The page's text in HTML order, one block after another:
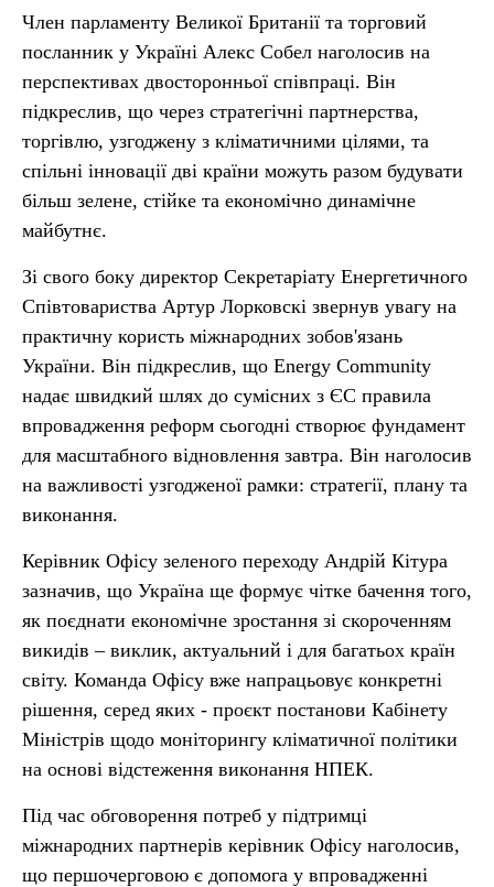
Член парламенту Великої Британії та торговий
посланник у Україні Алекс Собел наголосив на
перспективах двосторонньої співпраці. Він
підкреслив, що через стратегічні партнерства,
торгівлю, узгоджену з кліматичними цілями, та
спільні інновації дві країни можуть разом будувати
більш зелене, стійке та економічно динамічне
майбутнє.
Зі свого боку директор Секретаріату Енергетичного
Співтовариства Артур Лорковскі звернув увагу на
практичну користь міжнародних зобов'язань
України. Він підкреслив, що Energy Community
надає швидкий шлях до сумісних з ЄС правила
впровадження реформ сьогодні створює фундамент
для масштабного відновлення завтра. Він наголосив
на важливості узгодженої рамки: стратегії, плану та
виконання.
Керівник Офісу зеленого переходу Андрій Кітура
зазначив, що Україна ще формує чітке бачення того,
як поєднати економічне зростання зі скороченням
викидів – виклик, актуальний і для багатьох країн
світу. Команда Офісу вже напрацьовує конкретні
рішення, серед яких - проєкт постанови Кабінету
Міністрів щодо моніторингу кліматичної політики
на основі відстеження виконання НПЕК.
Під час обговорення потреб у підтримці
міжнародних партнерів керівник Офісу наголосив,
що першочерговою є допомога у впровадженні